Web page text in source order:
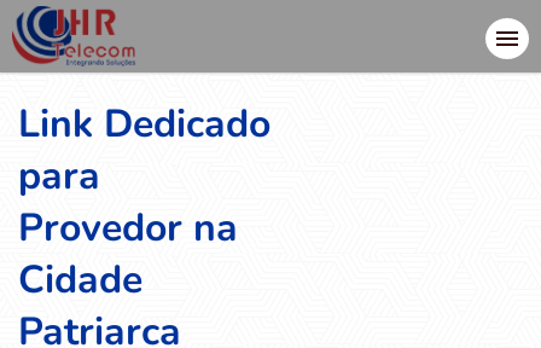
Link Dedicado
para
Provedor na
Cidade
Patriarca